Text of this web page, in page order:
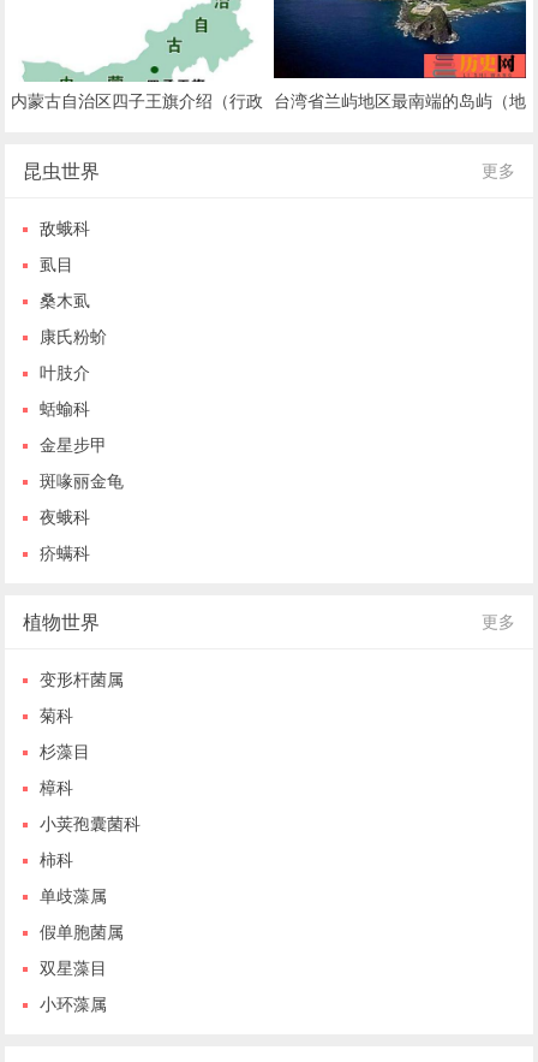
内蒙古自治区四子王旗介绍（行政
台湾省兰屿地区最南端的岛屿（地
昆虫世界 更多
敌蛾科
虱目
桑木虱
康氏粉蚧
叶肢介
蛞蝓科
金星步甲
斑喙丽金龟
夜蛾科
疥螨科
植物世界 更多
变形杆菌属
菊科
杉藻目
樟科
小荚孢囊菌科
柿科
单歧藻属
假单胞菌属
双星藻目
小环藻属